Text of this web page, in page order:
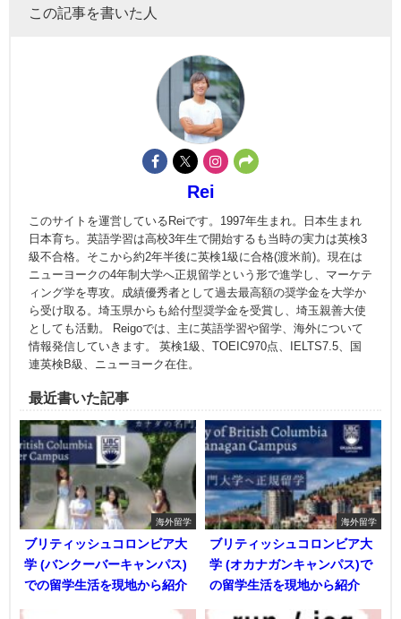
この記事を書いた人
Rei
このサイトを運営しているReiです。1997年生まれ。日本生まれ
日本育ち。英語学習は高校3年生で開始するも当時の実力は英検3
級不合格。そこから約2年半後に英検1級に合格(渡米前)。現在は
ニューヨークの4年制大学へ正規留学という形で進学し、マーケテ
ィング学を専攻。成績優秀者として過去最高額の奨学金を大学か
ら受け取る。埼玉県からも給付型奨学金を受賞し、埼玉親善大使
としても活動。 Reigoでは、主に英語学習や留学、海外について
情報発信していきます。 英検1級、TOEIC970点、IELTS7.5、国
連英検B級、ニューヨーク在住。
最近書いた記事
海外留学
ブリティッシュコロンビア大
学 (バンクーバーキャンパス)
での留学生活を現地から紹介
海外留学
ブリティッシュコロンビア大
学 (オカナガンキャンパス)で
の留学生活を現地から紹介